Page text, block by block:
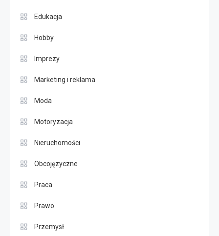
Edukacja
Hobby
Imprezy
Marketing i reklama
Moda
Motoryzacja
Nieruchomości
Obcojęzyczne
Praca
Prawo
Przemysł